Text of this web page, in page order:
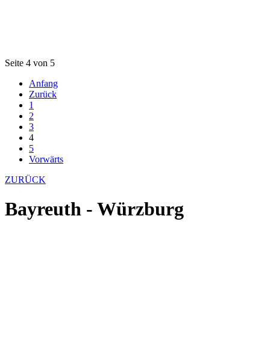
Seite 4 von 5
Anfang
Zurück
1
2
3
4
5
Vorwärts
ZURÜCK
Bayreuth - Würzburg